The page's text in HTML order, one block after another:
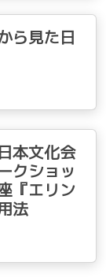
ら見た日
本文化会
クショッ
『エリン
法